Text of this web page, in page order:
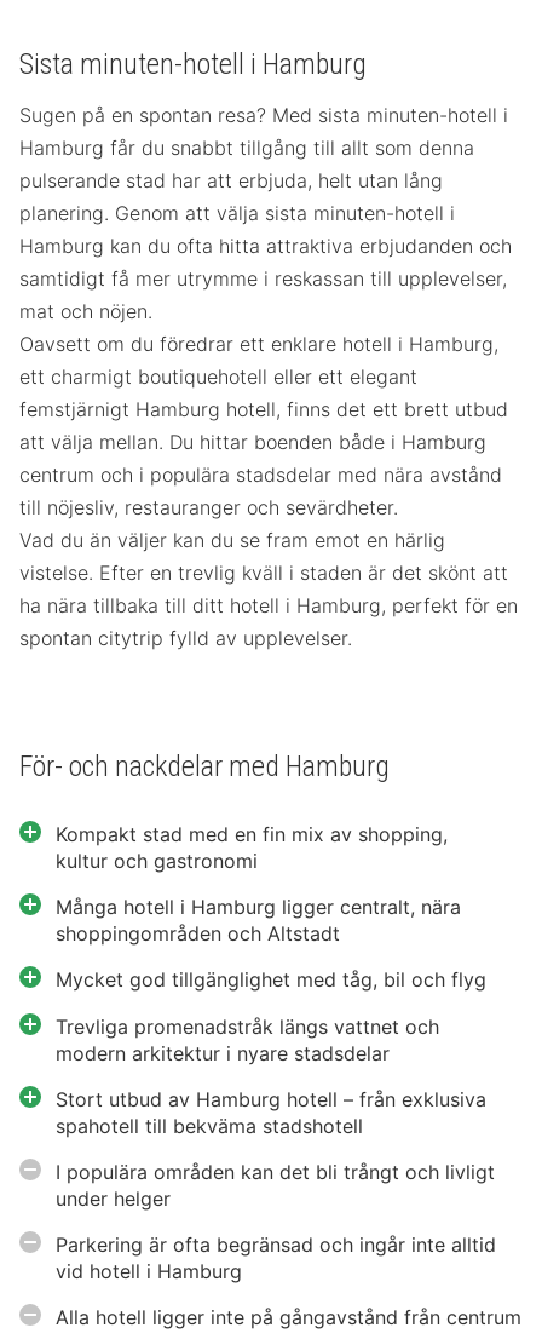
Sista minuten-hotell i Hamburg
Sugen på en spontan resa? Med sista minuten-hotell i
Hamburg får du snabbt tillgång till allt som denna
pulserande stad har att erbjuda, helt utan lång
planering. Genom att välja sista minuten-hotell i
Hamburg kan du ofta hitta attraktiva erbjudanden och
samtidigt få mer utrymme i reskassan till upplevelser,
mat och nöjen.
Oavsett om du föredrar ett enklare hotell i Hamburg,
ett charmigt boutiquehotell eller ett elegant
femstjärnigt Hamburg hotell, finns det ett brett utbud
att välja mellan. Du hittar boenden både i Hamburg
centrum och i populära stadsdelar med nära avstånd
till nöjesliv, restauranger och sevärdheter.
Vad du än väljer kan du se fram emot en härlig
vistelse. Efter en trevlig kväll i staden är det skönt att
ha nära tillbaka till ditt hotell i Hamburg, perfekt för en
spontan citytrip fylld av upplevelser.
För- och nackdelar med Hamburg
Kompakt stad med en fin mix av shopping,
kultur och gastronomi
Många hotell i Hamburg ligger centralt, nära
shoppingområden och Altstadt
Mycket god tillgänglighet med tåg, bil och flyg
Trevliga promenadstråk längs vattnet och
modern arkitektur i nyare stadsdelar
Stort utbud av Hamburg hotell – från exklusiva
spahotell till bekväma stadshotell
I populära områden kan det bli trångt och livligt
under helger
Parkering är ofta begränsad och ingår inte alltid
vid hotell i Hamburg
Alla hotell ligger inte på gångavstånd från centrum